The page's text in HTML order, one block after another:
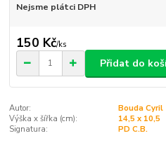
Nejsme plátci DPH
150 Kč/ks
Přidat do
Autor:
Bouda Cyril
Výška x šířka (cm):
14,5 x 10,5
Signatura:
PD C.B.